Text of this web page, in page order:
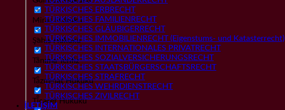
Miras Hukuku
Şahıs Hukuku
Tanıma Tenfiz
Tazminat Hukuku
Ticaret Hukuku
TÜRKISCHES ERBRECHT
TÜRKISCHES FAMILIENRECHT
TÜRKISCHES GLÄUBIGERRECHT
TÜRKISCHES IMMOBILIENRECHT (Eigenstums- und Katasterrecht)
TÜRKISCHES INTERNATIONALES PRIVATRECHT
TÜRKISCHES SOZIALVERSICHERUNGSRECHT
TÜRKISCHES STAATSBÜRGERSCHAFTSRECHT
TÜRKISCHES STRAFRECHT
TÜRKISCHES WEHRDIENSTRECHT
TÜRKISCHES ZIVILRECHT
İLETİŞİM